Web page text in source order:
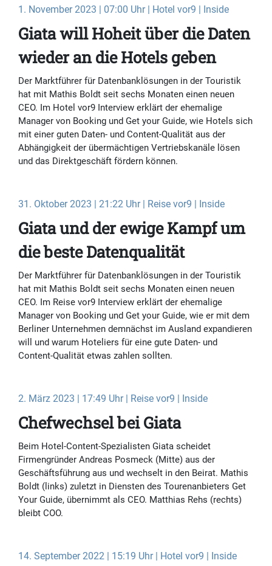
1. November 2023 | 07:00 Uhr | Hotel vor9 | Inside
Giata will Hoheit über die Daten
wieder an die Hotels geben
Der Marktführer für Datenbanklösungen in der Touristik
hat mit Mathis Boldt seit sechs Monaten einen neuen
CEO. Im Hotel vor9 Interview erklärt der ehemalige
Manager von Booking und Get your Guide, wie Hotels sich
mit einer guten Daten- und Content-Qualität aus der
Abhängigkeit der übermächtigen Vertriebskanäle lösen
und das Direktgeschäft fördern können.
31. Oktober 2023 | 21:22 Uhr | Reise vor9 | Inside
Giata und der ewige Kampf um
die beste Datenqualität
Der Marktführer für Datenbanklösungen in der Touristik
hat mit Mathis Boldt seit sechs Monaten einen neuen
CEO. Im Reise vor9 Interview erklärt der ehemalige
Manager von Booking und Get your Guide, wie er mit dem
Berliner Unternehmen demnächst im Ausland expandieren
will und warum Hoteliers für eine gute Daten- und
Content-Qualität etwas zahlen sollten.
2. März 2023 | 17:49 Uhr | Reise vor9 | Inside
Chefwechsel bei Giata
Beim Hotel-Content-Spezialisten Giata scheidet
Firmengründer Andreas Posmeck (Mitte) aus der
Geschäftsführung aus und wechselt in den Beirat. Mathis
Boldt (links) zuletzt in Diensten des Tourenanbieters Get
Your Guide, übernimmt als CEO. Matthias Rehs (rechts)
bleibt COO.
14. September 2022 | 15:19 Uhr | Hotel vor9 | Inside